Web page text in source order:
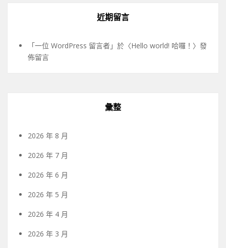
近期留言
「一位 WordPress 留言者 」於〈Hello world! 哈囉！ 〉發
佈留言
彙整
2026 年 8 月
2026 年 7 月
2026 年 6 月
2026 年 5 月
2026 年 4 月
2026 年 3 月